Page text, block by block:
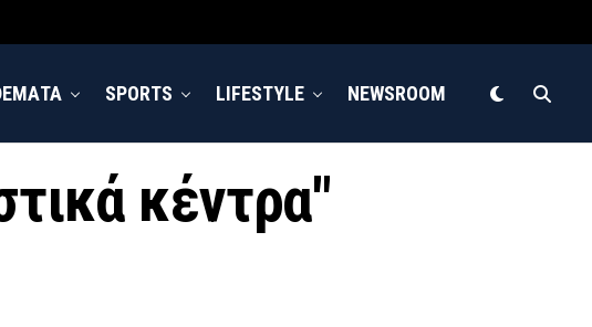
SPORTS LIFESTYLE NEWSROOM
κέντρα"